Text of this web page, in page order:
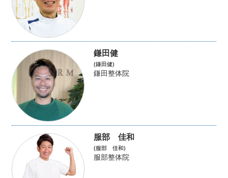
鎌田健
(鎌田健)
鎌田整体院
服部 佳和
(服部 佳和)
服部整体院